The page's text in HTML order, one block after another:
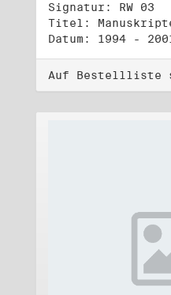
Signatur: RW 03
Datum: 1994 -
Auf Bestellliste